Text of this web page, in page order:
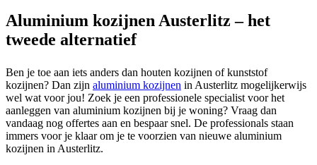
Aluminium kozijnen Austerlitz – het
tweede alternatief
Ben je toe aan iets anders dan houten kozijnen of kunststof
kozijnen? Dan zijn aluminium kozijnen in Austerlitz mogelijkerwijs
wel wat voor jou! Zoek je een professionele specialist voor het
aanleggen van aluminium kozijnen bij je woning? Vraag dan
vandaag nog offertes aan en bespaar snel. De professionals staan
immers voor je klaar om je te voorzien van nieuwe aluminium
kozijnen in Austerlitz.